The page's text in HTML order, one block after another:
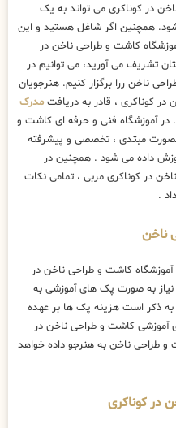
در کوناکری می تواند به یک
همچنین اگر شاغل هستید و این
کاشت و طراحی ناخن در
تشریف می آورید، می توانیم در
ناخن ررا برگزار کنیم. هنرجویان
کوناکری ، قادر به دریافت مدرک
در آموزشگاه فنی و حرفه ای کاشت و
مبتدی ، تخصصی و پیشرفته
هنرجو آموزش داده می شود . همچنین در
در کوناکری مربی ، تمامی نکات
.
ناخن
کاشت و طراحی ناخن در
نیاز به صورت پک های آموزشی به
به ذکر است هزینه پک ها بر عهده
کاشت و طراحی ناخن در
و طراحی ناخن به هنرجو داده خواهد
در کوناکری